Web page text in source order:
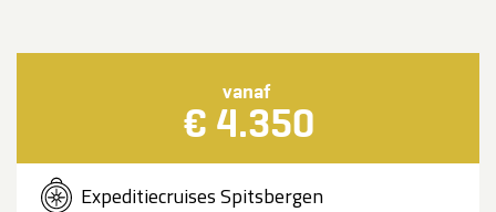
vanaf
€ 4.350
Expeditiecruises Spitsbergen